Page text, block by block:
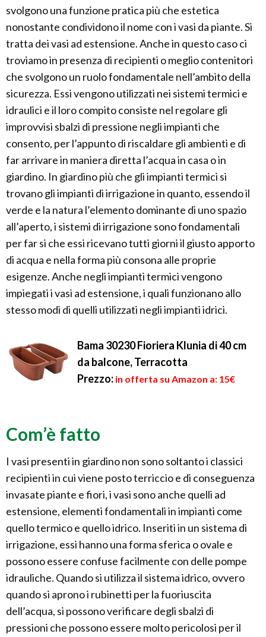
svolgono una funzione pratica più che estetica
nonostante condividono il nome con i vasi da piante. Si
tratta dei vasi ad estensione. Anche in questo caso ci
troviamo in presenza di recipienti o meglio contenitori
che svolgono un ruolo fondamentale nell’ambito della
sicurezza. Essi vengono utilizzati nei sistemi termici e
idraulici e il loro compito consiste nel regolare gli
improvvisi sbalzi di pressione negli impianti che
consento, per l’appunto di riscaldare gli ambienti e di
far arrivare in maniera diretta l’acqua in casa o in
giardino. In giardino più che gli impianti termici si
trovano gli impianti di irrigazione in quanto, essendo il
verde e la natura l’elemento dominante di uno spazio
all’aperto, i sistemi di irrigazione sono fondamentali
per far si che essi ricevano tutti giorni il giusto apporto
di acqua e nella forma più consona alle proprie
esigenze. Anche negli impianti termici vengono
impiegati i vasi ad estensione, i quali funzionano allo
stesso modi di quelli utilizzati negli impianti idrici.
Bama 30230 Fioriera Klunia di 40 cm
da balcone, Terracotta
Prezzo: in offerta su Amazon a: 15€
Com’è fatto
I vasi presenti in giardino non sono soltanto i classici
recipienti in cui viene posto terriccio e di conseguenza
invasate piante e fiori, i vasi sono anche quelli ad
estensione, elementi fondamentali in impianti come
quello termico e quello idrico. Inseriti in un sistema di
irrigazione, essi hanno una forma sferica o ovale e
possono essere confuse facilmente con delle pompe
idrauliche. Quando si utilizza il sistema idrico, ovvero
quando si aprono i rubinetti per la fuoriuscita
dell’acqua, si possono verificare degli sbalzi di
pressioni che possono essere molto pericolosi per il